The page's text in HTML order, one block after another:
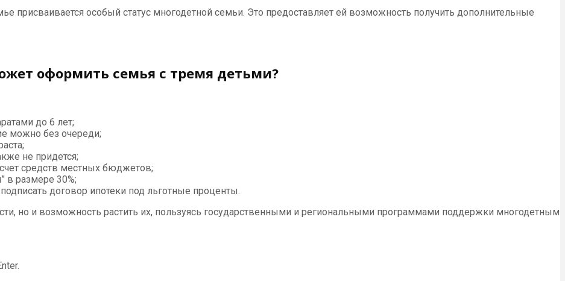
присваивается особый статус многодетной семьи. Это предоставляет ей возможность получить дополнительные
оформить семья с тремя детьми?
до 6 лет;
можно без очереди;
не придется;
средств местных бюджетов;
в размере 30%;
договор ипотеки под льготные проценты.
но и возможность растить их, пользуясь государственными и региональными программами поддержки многодетным